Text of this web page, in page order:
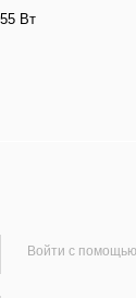
Вт
Войти с помощью